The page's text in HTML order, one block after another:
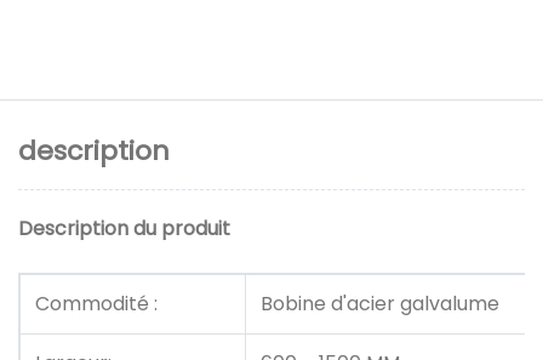
description
Description du produit
Commodité : Bobine d'acier galvalume